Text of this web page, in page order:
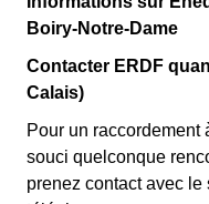
Boiry-Notre-Dame
Contacter ERDF
Calais)
Pour un raccordement
souci quelconque
prenez contact avec